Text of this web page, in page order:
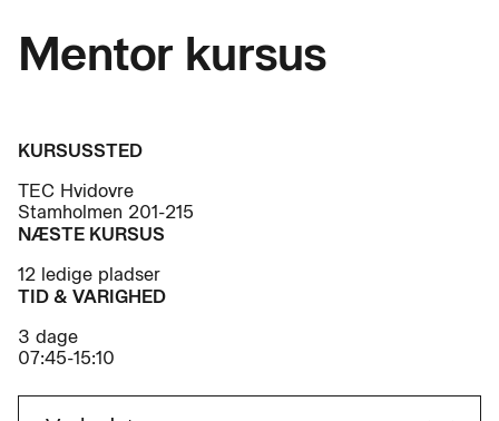
Mentor kursus
KURSUSSTED
TEC Hvidovre
Stamholmen 201-215
NÆSTE KURSUS
12 ledige pladser
TID & VARIGHED
3 dage
07:45-15:10